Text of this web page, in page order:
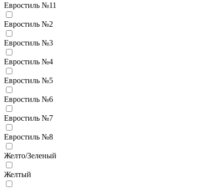
Евростиль №11
Евростиль №2
Евростиль №3
Евростиль №4
Евростиль №5
Евростиль №6
Евростиль №7
Евростиль №8
Желто/Зеленый
Желтый